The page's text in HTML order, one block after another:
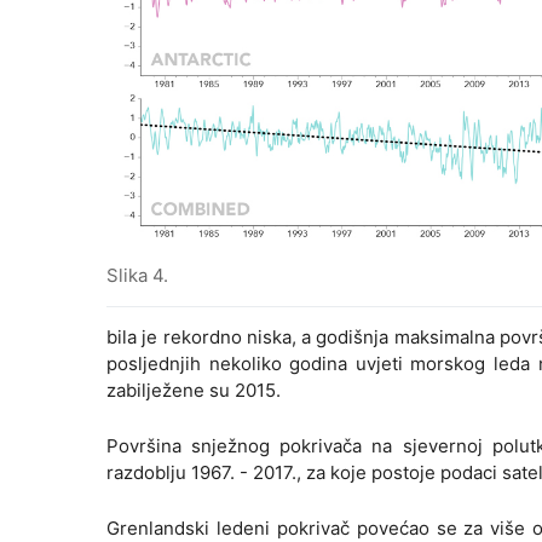
Slika 4.
bila je rekordno niska, a godišnja maksimalna
posljednjih nekoliko godina uvjeti morskog
zabilježene su 2015.
Površina snježnog pokrivača na sjevernoj
razdoblju 1967. - 2017., za koje postoje podaci
Grenlandski ledeni pokrivač povećao se za